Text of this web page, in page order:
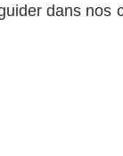
dans nos